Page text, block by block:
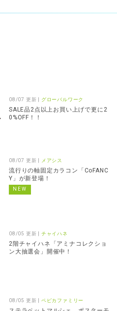
08/07 更新 | グローバルワーク
SALE品2点以上お買い上げで更に2
0%OFF！！
08/07 更新 | メアシス
流行りの軸固定カラコン「CoFANC
Y」が新登場！
NEW
08/05 更新 | チャイハネ
2階チャイハネ「アミナコレクショ
ン大抽選会」開催中！
08/05 更新 | ペピカファミリー